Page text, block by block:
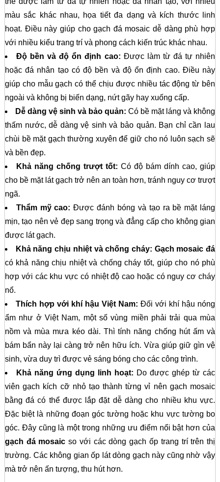
màu sắc khác nhau, họa tiết đa dạng và kích thước linh
hoạt. Điều này giúp cho gạch đá mosaic dễ dàng phù hợp
với nhiều kiểu trang trí và phong cách kiến trúc khác nhau.
Độ bền và độ ổn định cao: Được làm từ đá tự nhiên
hoặc đá nhân tạo có độ bền và độ ổn định cao. Điều này
giúp cho mẫu gạch có thể chịu được nhiều tác động từ bên
ngoài và không bị biến dạng, nứt gãy hay xuống cấp.
Dễ dàng vệ sinh và bảo quản: Có bề mặt láng và không
thấm nước, dễ dàng vệ sinh và bảo quản. Bạn chỉ cần lau
chùi bề mặt gạch thường xuyên để giữ cho nó luôn sạch sẽ
và bền đẹp.
Khả năng chống trượt tốt: Có độ bám dính cao, giúp
cho bề mặt lát gạch trở nên an toàn hơn, tránh nguy cơ trượt
ngã.
Thẩm mỹ cao: Được đánh bóng và tạo ra bề mặt láng
mịn, tạo nên vẻ đẹp sang trọng và đẳng cấp cho không gian
được lát gạch.
Khả năng chịu nhiệt và chống cháy: Gạch mosaic đá
có khả năng chịu nhiệt và chống cháy tốt, giúp cho nó phù
hợp với các khu vực có nhiệt độ cao hoặc có nguy cơ cháy
nổ.
Thích hợp với khí hậu Việt Nam: Đối với khí hậu nóng
ẩm như ở Việt Nam, một số vùng miền phải trải qua mùa
nồm và mùa mưa kéo dài. Thì tính năng chống hút ấm và
bám bẩn này lại càng trở nên hữu ích. Vừa giúp giữ gìn vệ
sinh, vừa duy trì được vẻ sáng bóng cho các công trình.
Khả năng ứng dụng linh hoạt: Do được ghép từ các
viên gạch kích cỡ nhỏ tạo thành từng vỉ nên gạch mosaic
bằng đá có thể được lắp đặt dễ dàng cho nhiều khu vực.
Đặc biệt là những đoạn góc tường hoặc khu vực tường bo
góc. Đây cũng là một trong những ưu điểm nổi bật hơn của
gạch đá mosaic so với các dòng gạch ốp trang trí trên thị
trường. Các không gian ốp lát dòng gạch này cũng nhờ vậy
mà trở nên ấn tượng, thu hút hơn.